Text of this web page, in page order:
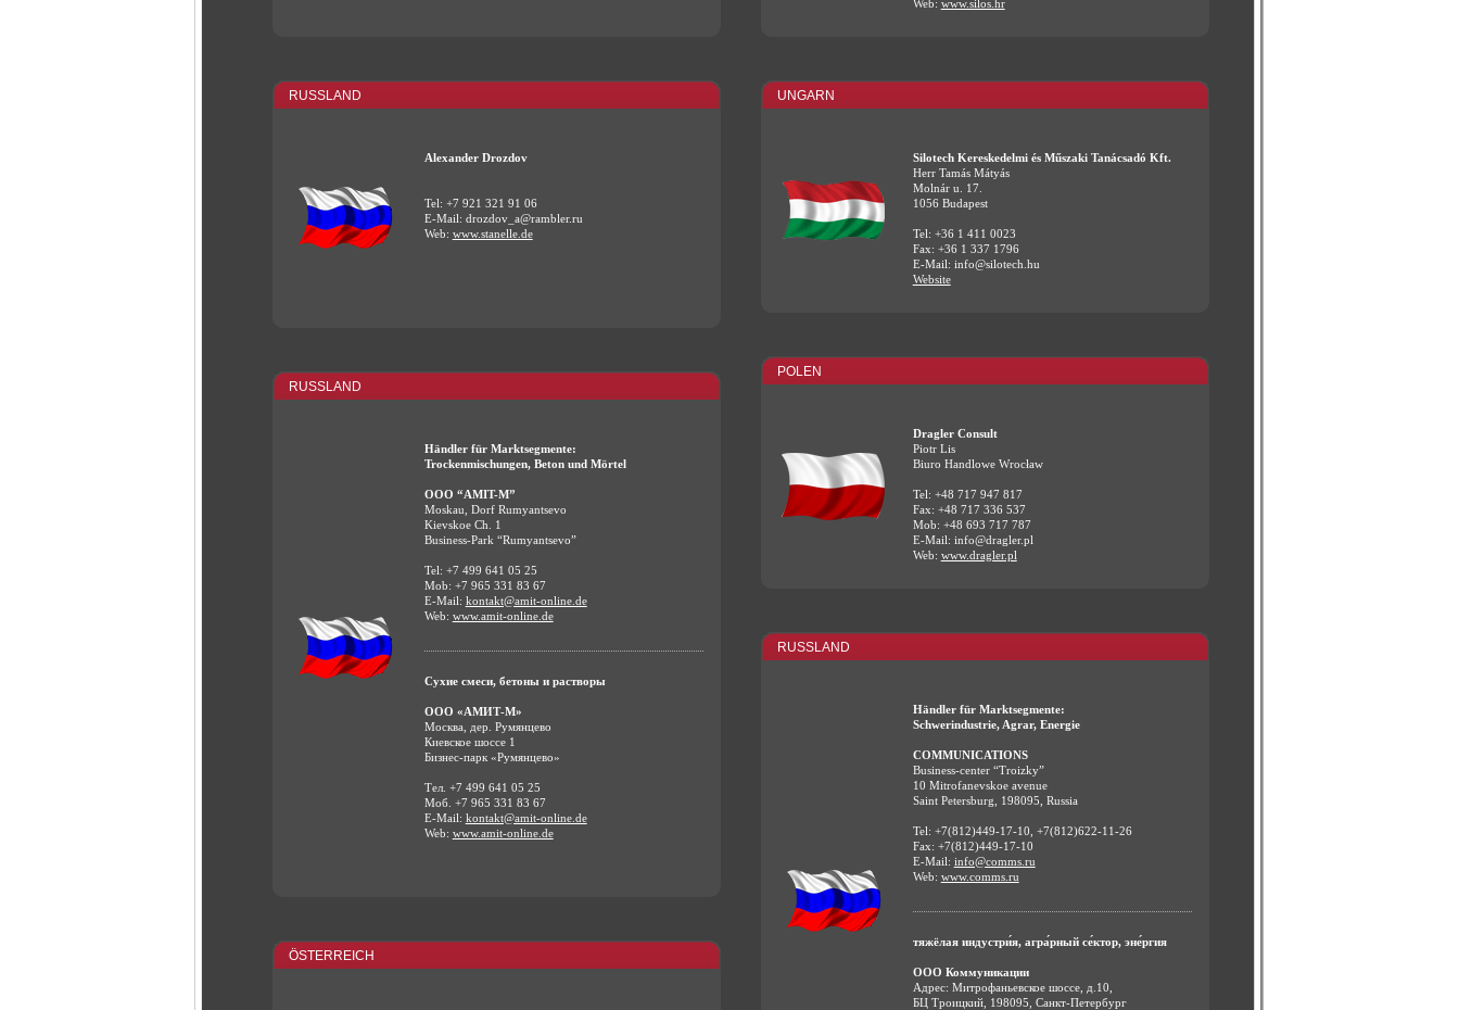
RUSSLAND
Alexander Drozdov
Tel: +7 921 321 91 06
E-Mail: drozdov_a@rambler.ru
Web: www.stanelle.de
RUSSLAND
Händler für Marktsegmente:
Trockenmischungen, Beton und Mörtel
OOO “AMIT-M”
Moskau, Dorf Rumyantsevo
Kievskoe Ch. 1
Business-Park “Rumyantsevo”
Tel: +7 499 641 05 25
Mob: +7 965 331 83 67
E-Mail: kontakt@amit-online.de
Web: www.amit-online.de
Сухие смеси, бетоны и растворы
ООО «АМИТ-М»
Москва, дер. Румянцево
Киевское шоссе 1
Бизнес-парк «Румянцево»
Тел. +7 499 641 05 25
Моб. +7 965 331 83 67
E-Mail: kontakt@amit-online.de
Web: www.amit-online.de
ÖSTERREICH
Web: www.silos.hr
UNGARN
Silotech Kereskedelmi és Műszaki Tanácsadó Kft.
Herr Tamás Mátyás
Molnár u. 17.
1056 Budapest
Tel: +36 1 411 0023
Fax: +36 1 337 1796
E-Mail: info@silotech.hu
Website
POLEN
Dragler Consult
Piotr Lis
Biuro Handlowe Wrocław
Tel: +48 717 947 817
Fax: +48 717 336 537
Mob: +48 693 717 787
E-Mail: info@dragler.pl
Web: www.dragler.pl
RUSSLAND
Händler für Marktsegmente:
Schwerindustrie, Agrar, Energie
COMMUNICATIONS
Business-center “Troizky”
10 Mitrofanevskoe avenue
Saint Petersburg, 198095, Russia
Tel: +7(812)449-17-10, +7(812)622-11-26
Fax: +7(812)449-17-10
E-Mail: info@comms.ru
Web: www.comms.ru
тяжёлая индустри́я, агра́рный се́ктор, эне́ргия
ООО Коммуникации
Адрес: Митрофаньевское шоссе, д.10,
БЦ Троицкий, 198095, Санкт-Петербург